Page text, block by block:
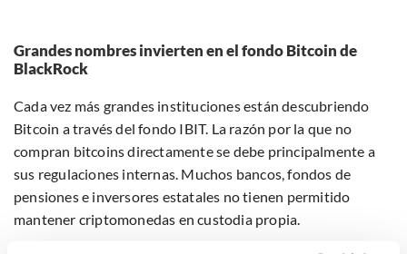
Grandes nombres invierten en el fondo Bitcoin de
BlackRock
Cada vez más grandes instituciones están descubriendo
Bitcoin a través del fondo IBIT. La razón por la que no
compran bitcoins directamente se debe principalmente a
sus regulaciones internas. Muchos bancos, fondos de
pensiones e inversores estatales no tienen permitido
mantener criptomonedas en custodia propia.